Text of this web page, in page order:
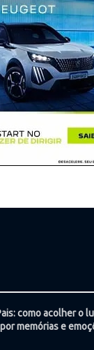
como acolher o
memórias e